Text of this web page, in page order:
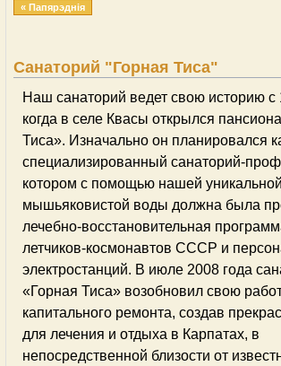
« Папярэднія
Cанаторий "Горная Тиса"
Наш санаторий ведет свою историю с
когда в селе Квасы открылся
Тиса». Изначально он планировался
специализированный санаторий-
котором с помощью нашей
мышьяковистой воды должна была
лечебно-восстановительная
летчиков-космонавтов СССР и
электростанций. В июле 2008 года
«Горная Тиса» возобновил свою
капитального ремонта, создав
для лечения и отдыха в Карпатах, в
непосредственной близости от